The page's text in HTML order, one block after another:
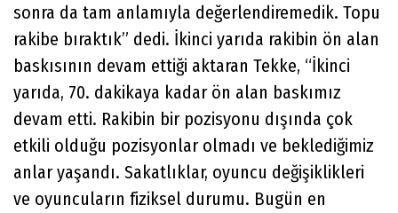
sonra da tam anlamıyla değerlendiremedik. Topu
rakibe bıraktık” dedi. İkinci yarıda rakibin ön alan
baskısının devam ettiği aktaran Tekke, “İkinci
yarıda, 70. dakikaya kadar ön alan baskımız
devam etti. Rakibin bir pozisyonu dışında çok
etkili olduğu pozisyonlar olmadı ve beklediğimiz
anlar yaşandı. Sakatlıklar, oyuncu değişiklikleri
ve oyuncuların fiziksel durumu. Bugün en